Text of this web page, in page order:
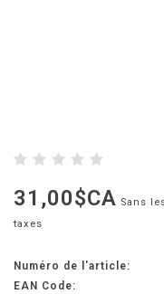
31,00$CA Sans
taxes
Numéro de l'article:
EAN Code: